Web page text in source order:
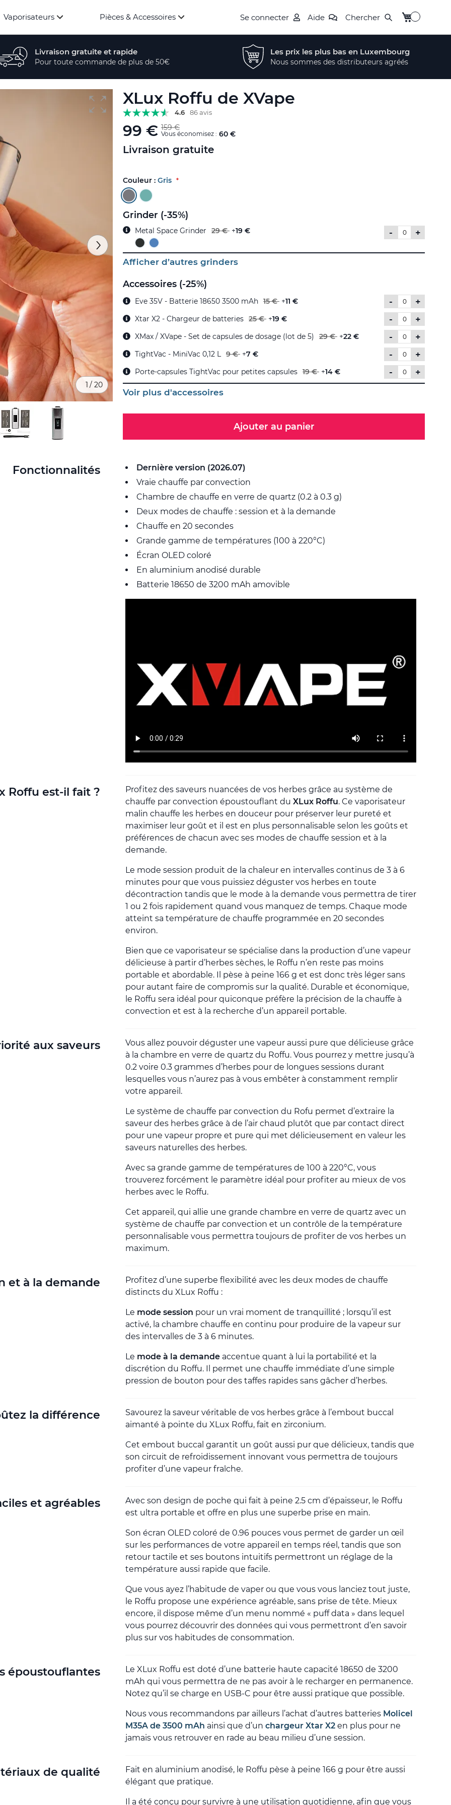
Vaporisateurs Pièces & Accessoires Se connecter Aide Chercher Mon panier
Livraison gratuite et rapide
Pour toute commande de plus de 50€
Les prix les plus bas en Luxembourg
Nous sommes des distributeurs agréés
XLux Roffu de XVape
4.6 86 avis
99 € 159 €
Vous économisez : 60 €
Livraison gratuite
Couleur : Gris
Grinder (-35%)
-
+
Metal Space Grinder 29 € +19 €
Afficher d’autres grinders
Accessoires (-25%)
-
+
Eve 35V - Batterie 18650 3500 mAh 15 € +11 €
- +
Xtar X2 - Chargeur de batteries 25 € +19 €
- +
XMax / XVape - Set de capsules de dosage (lot de 5) 29 € +22 €
- +
TightVac - MiniVac 0,12 L 9 € +7 €
- +
Porte-capsules TightVac pour petites capsules 19 € +14 €
Voir plus d'accessoires
Ajouter au panier
1 / 20
Fonctionnalités
Dernière version (2026.07)
Vraie chauffe par convection
Chambre de chauffe en verre de quartz (0.2 à 0.3 g)
Deux modes de chauffe : session et à la demande
Chauffe en 20 secondes
Grande gamme de températures (100 à 220°C)
Écran OLED coloré
En aluminium anodisé durable
Batterie 18650 de 3200 mAh amovible
Roffu est-il fait ?
Profitez des saveurs nuancées de vos herbes grâce au système de
chauffe par convection époustouflant du XLux Roffu. Ce vaporisateur
malin chauffe les herbes en douceur pour préserver leur pureté et
maximiser leur goût et il est en plus personnalisable selon les goûts et
préférences de chacun avec ses modes de chauffe session et à la
demande.
Le mode session produit de la chaleur en intervalles continus de 3 à 6
minutes pour que vous puissiez déguster vos herbes en toute
décontraction tandis que le mode à la demande vous permettra de tirer
1 ou 2 fois rapidement quand vous manquez de temps. Chaque mode
atteint sa température de chauffe programmée en 20 secondes
environ.
Bien que ce vaporisateur se spécialise dans la production d’une vapeur
délicieuse à partir d’herbes sèches, le Roffu n’en reste pas moins
portable et abordable. Il pèse à peine 166 g et est donc très léger sans
pour autant faire de compromis sur la qualité. Durable et économique,
le Roffu sera idéal pour quiconque préfère la précision de la chauffe à
convection et est à la recherche d’un appareil portable.
aux saveurs
Vous allez pouvoir déguster une vapeur aussi pure que délicieuse grâce
à la chambre en verre de quartz du Roffu. Vous pourrez y mettre jusqu’à
0.2 voire 0.3 grammes d’herbes pour de longues sessions durant
lesquelles vous n’aurez pas à vous embêter à constamment remplir
votre appareil.
Le système de chauffe par convection du Rofu permet d’extraire la
saveur des herbes grâce à de l’air chaud plutôt que par contact direct
pour une vapeur propre et pure qui met délicieusement en valeur les
saveurs naturelles des herbes.
Avec sa grande gamme de températures de 100 à 220°C, vous
trouverez forcément le paramètre idéal pour profiter au mieux de vos
herbes avec le Roffu.
Cet appareil, qui allie une grande chambre en verre de quartz avec un
système de chauffe par convection et un contrôle de la température
personnalisable vous permettra toujours de profiter de vos herbes un
maximum.
et à la demande
Profitez d’une superbe flexibilité avec les deux modes de chauffe
distincts du XLux Roffu :
Le mode session pour un vrai moment de tranquillité ; lorsqu’il est
activé, la chambre chauffe en continu pour produire de la vapeur sur
des intervalles de 3 à 6 minutes.
Le mode à la demande accentue quant à lui la portabilité et la
discrétion du Roffu. Il permet une chauffe immédiate d’une simple
pression de bouton pour des taffes rapides sans gâcher d’herbes.
la différence
Savourez la saveur véritable de vos herbes grâce à l’embout buccal
aimanté à pointe du XLux Roffu, fait en zirconium.
Cet embout buccal garantit un goût aussi pur que délicieux, tandis que
son circuit de refroidissement innovant vous permettra de toujours
profiter d’une vapeur fraîche.
et agréables
Avec son design de poche qui fait à peine 2.5 cm d’épaisseur, le Roffu
est ultra portable et offre en plus une superbe prise en main.
Son écran OLED coloré de 0.96 pouces vous permet de garder un œil
sur les performances de votre appareil en temps réel, tandis que son
retour tactile et ses boutons intuitifs permettront un réglage de la
température aussi rapide que facile.
Que vous ayez l’habitude de vaper ou que vous vous lanciez tout juste,
le Roffu propose une expérience agréable, sans prise de tête. Mieux
encore, il dispose même d’un menu nommé « puff data » dans lequel
vous pourrez découvrir des données qui vous permettront d’en savoir
plus sur vos habitudes de consommation.
époustouflantes
Le XLux Roffu est doté d’une batterie haute capacité 18650 de 3200
mAh qui vous permettra de ne pas avoir à le recharger en permanence.
Notez qu’il se charge en USB-C pour être aussi pratique que possible.
Nous vous recommandons par ailleurs l’achat d’autres batteries Molicel
M35A de 3500 mAh ainsi que d’un chargeur Xtar X2 en plus pour ne
jamais vous retrouver en rade au beau milieu d’une session.
de qualité
Fait en aluminium anodisé, le Roffu pèse à peine 166 g pour être aussi
élégant que pratique.
Il a été conçu pour survivre à une utilisation quotidienne, afin que vous